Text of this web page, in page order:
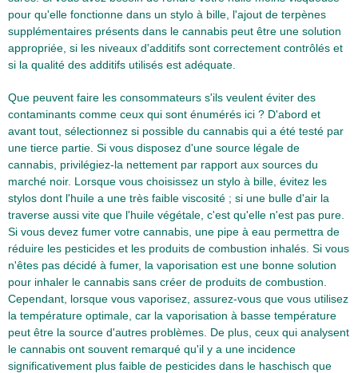
pour qu'elle fonctionne dans un stylo à bille, l'ajout de terpènes
supplémentaires présents dans le cannabis peut être une solution
appropriée, si les niveaux d'additifs sont correctement contrôlés et
si la qualité des additifs utilisés est adéquate.
Que peuvent faire les consommateurs s'ils veulent éviter des
contaminants comme ceux qui sont énumérés ici ? D'abord et
avant tout, sélectionnez si possible du cannabis qui a été testé par
une tierce partie. Si vous disposez d'une source légale de
cannabis, privilégiez-la nettement par rapport aux sources du
marché noir. Lorsque vous choisissez un stylo à bille, évitez les
stylos dont l'huile a une très faible viscosité ; si une bulle d'air la
traverse aussi vite que l'huile végétale, c'est qu'elle n'est pas pure.
Si vous devez fumer votre cannabis, une pipe à eau permettra de
réduire les pesticides et les produits de combustion inhalés. Si vous
n'êtes pas décidé à fumer, la vaporisation est une bonne solution
pour inhaler le cannabis sans créer de produits de combustion.
Cependant, lorsque vous vaporisez, assurez-vous que vous utilisez
la température optimale, car la vaporisation à basse température
peut être la source d'autres problèmes. De plus, ceux qui analysent
le cannabis ont souvent remarqué qu'il y a une incidence
significativement plus faible de pesticides dans le haschisch que